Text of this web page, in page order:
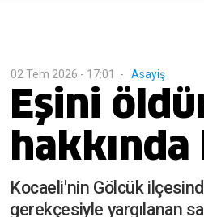
02 Tem 2026 - 17:01 - Asayiş
Eşini
hakkında
Kocaeli'nin Gölcük
gerekçesiyle yargılanan